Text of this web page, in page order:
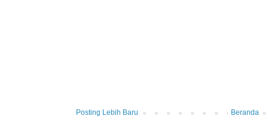
Posting Lebih Baru Beranda